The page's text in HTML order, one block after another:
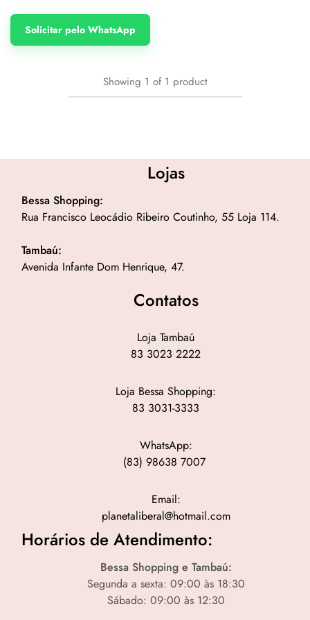
Solicitar pelo WhatsApp
Showing 1 of 1 product
Lojas
Bessa Shopping:
Rua Francisco Leocádio Ribeiro Coutinho, 55 Loja 114.
Tambaú:
Avenida Infante Dom Henrique, 47.
Contatos
Loja Tambaú
83 3023 2222
Loja Bessa Shopping:
83 3031-3333
WhatsApp:
(83) 98638 7007
Email:
planetaliberal@hotmail.com
Horários de Atendimento:
Bessa Shopping e Tambaú:
Segunda a sexta: 09:00 às 18:30
Sábado: 09:00 às 12:30